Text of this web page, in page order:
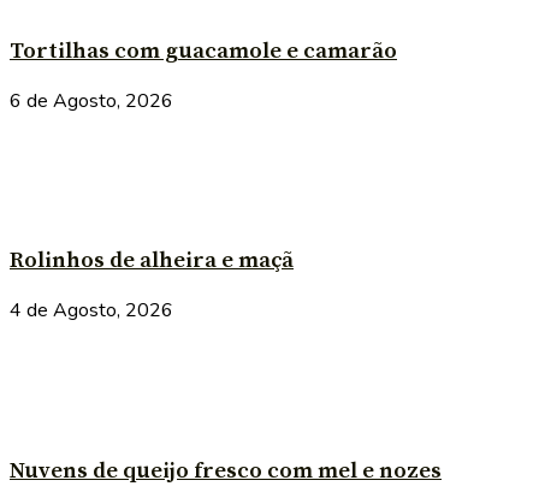
Tortilhas com guacamole e camarão
6 de Agosto, 2026
Rolinhos de alheira e maçã
4 de Agosto, 2026
Nuvens de queijo fresco com mel e nozes